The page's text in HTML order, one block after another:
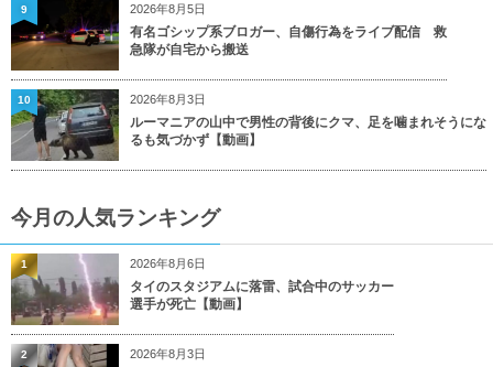
2026年8月5日
有名ゴシップ系ブロガー、自傷行為をライブ配信 救
急隊が自宅から搬送
9
2026年8月3日
ルーマニアの山中で男性の背後にクマ、足を噛まれそうにな
るも気づかず【動画】
10
今月の人気ランキング
2026年8月6日
タイのスタジアムに落雷、試合中のサッカー
選手が死亡【動画】
1
2026年8月3日
2